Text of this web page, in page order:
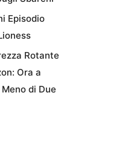
Episodio
Rotante
Ora a
di Due